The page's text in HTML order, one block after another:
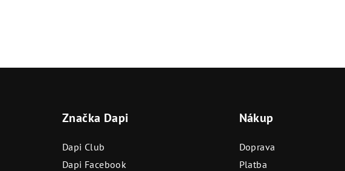
Značka Dapi
Dapi Club
Dapi Facebook
Nákup
Doprava
Platba